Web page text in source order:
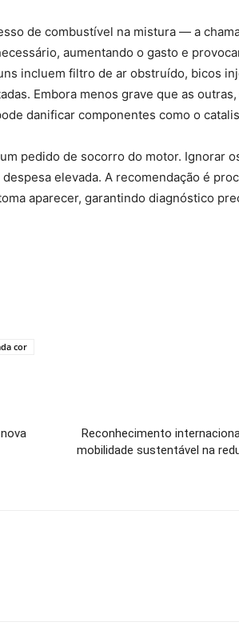
de combustível na mistura — a
aumentando o gasto e
incluem filtro de ar obstruído, bicos
Embora menos grave que as
danificar componentes como o
pedido de socorro do motor. Ignorar
elevada. A recomendação é
aparecer, garantindo diagnóstico
cor
Reconhecimento
mobilidade sustentável na